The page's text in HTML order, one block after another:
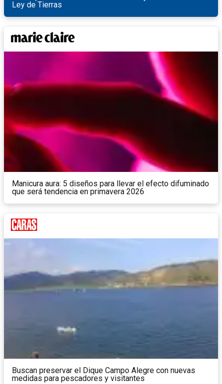
Ley de Tierras
Manicura aura: 5 diseños para llevar el efecto difuminado
que será tendencia en primavera 2026
Buscan preservar el Dique Campo Alegre con nuevas
medidas para pescadores y visitantes